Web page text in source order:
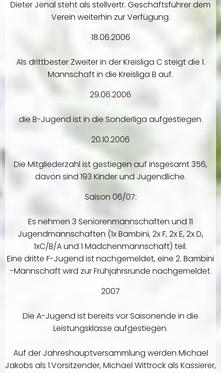
Dieter Jenal steht als stellvertr. Geschäftsführer dem
Verein weiterhin zur Verfügung.
18.06.2006
Als drittbester Zweiter in der Kreisliga C steigt die 1.
Mannschaft in die Kreisliga B auf.
29.06.2006
die B-Jugend ist in die Sonderliga aufgestiegen.
20.10.2006
Die Mitgliederzahl ist gestiegen auf insgesamt 356,
davon sind 193 Kinder und Jugendliche.
Saison 06/07:
Es nehmen 3 Seniorenmannschaften und 11
Jugendmannschaften (1x Bambini, 2x F, 2x E, 2x D,
1xC/B/A und 1 Mädchenmannschaft) teil.
Eine dritte F-Jugend ist nachgemeldet, eine 2. Bambini
-Mannschaft wird zur Frühjahrsrunde nachgemeldet.
2007
Die A-Jugend ist bereits vor Saisonende in die
Leistungsklasse aufgestiegen.
Auf der Jahreshauptversammlung werden Michael
Jakobs als 1.Vorsitzender, Michael Wittrock als Kassierer,